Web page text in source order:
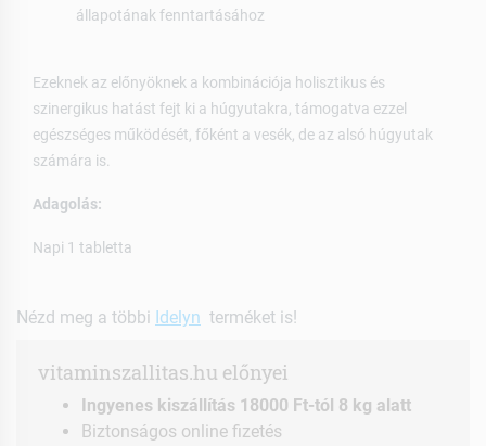
állapotának fenntartásához
Ezeknek az előnyöknek a kombinációja holisztikus és
szinergikus hatást fejt ki a húgyutakra, támogatva ezzel
egészséges működését, főként a vesék, de az alsó húgyutak
számára is.
Adagolás:
Napi 1 tabletta
Nézd meg a többi Idelyn terméket is!
vitaminszallitas.hu előnyei
Ingyenes kiszállítás 18000 Ft-tól 8 kg alatt
Biztonságos online fizetés